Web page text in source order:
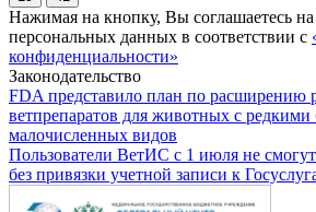
Нажимая на кнопку, Вы соглашаетесь на
персональных данных в соответствии с
конфиденциальности»
Законодательство
FDA представило план по расширению
ветпрепаратов для животных с редкими
малочисленных видов
Пользователи ВетИС с 1 июля не
без привязки учетной записи к